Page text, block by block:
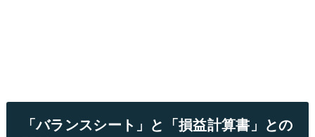
「バランスシート」と「損益計算書」との